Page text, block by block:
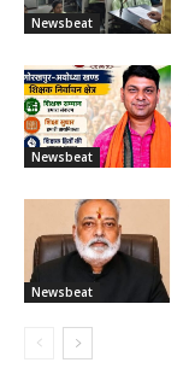
Newsbeat
Newsbeat
Newsbeat